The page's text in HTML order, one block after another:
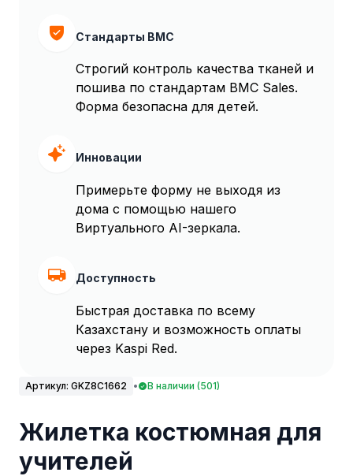
Стандарты BMC
Строгий контроль качества тканей и
пошива по стандартам BMC Sales.
Форма безопасна для детей.
Инновации
Примерьте форму не выходя из
дома с помощью нашего
Виртуального AI-зеркала.
Доступность
Быстрая доставка по всему
Казахстану и возможность оплаты
через Kaspi Red.
Артикул: GKZ8C1662 • В наличии (501)
Жилетка костюмная для
учителей